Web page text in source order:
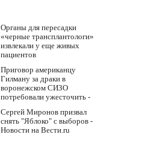
Органы для пересадки
«черные трансплантологи»
извлекали у еще живых
пациентов
Приговор американцу
Гилману за драки в
воронежском СИЗО
потребовали ужесточить -
Сергей Миронов призвал
снять "Яблоко" с выборов -
Новости на Вести.ru